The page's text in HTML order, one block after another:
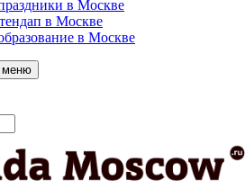
в Москве
в Москве
в Москве
меню